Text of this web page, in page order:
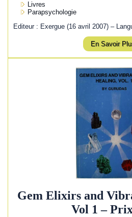
Livres
Parapsychologie
Editeur : Exergue (16 avril 2007) –
En Savoir
Gem Elixirs and
Vol 1 –